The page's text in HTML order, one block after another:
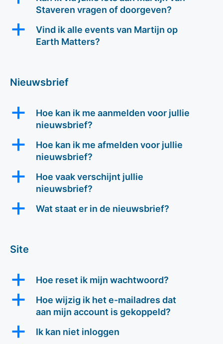
Staveren vragen of doorgeven?
a
Vind ik alle events van Martijn op
Earth Matters?
Nieuwsbrief
a
Hoe kan ik me aanmelden voor jullie
nieuwsbrief?
a
Hoe kan ik me afmelden voor jullie
nieuwsbrief?
a
Hoe vaak verschijnt jullie
nieuwsbrief?
a Wat staat er in de nieuwsbrief?
Site
a Hoe reset ik mijn wachtwoord?
a
Hoe wijzig ik het e-mailadres dat
aan mijn account is gekoppeld?
a Ik kan niet inloggen